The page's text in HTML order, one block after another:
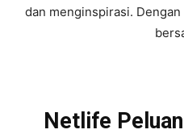
dan menginspirasi.
Netlife